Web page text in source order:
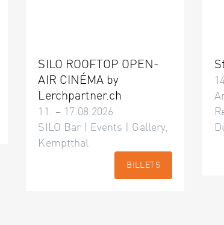
SILO ROOFTOP OPEN-
AIR CINÉMA by
Lerchpartner.ch
11. – 17.08.2026
SILO Bar | Events | Gallery,
Kemptthal
BILLETS